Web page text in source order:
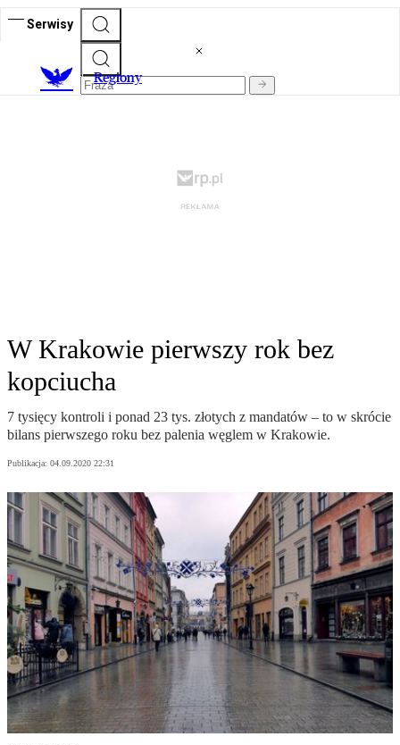
Serwisy
Regiony
W Krakowie pierwszy rok bez
kopciucha
7 tysięcy kontroli i ponad 23 tys. złotych z mandatów – to w skrócie
bilans pierwszego roku bez palenia węglem w Krakowie.
Publikacja: 04.09.2020 22:31